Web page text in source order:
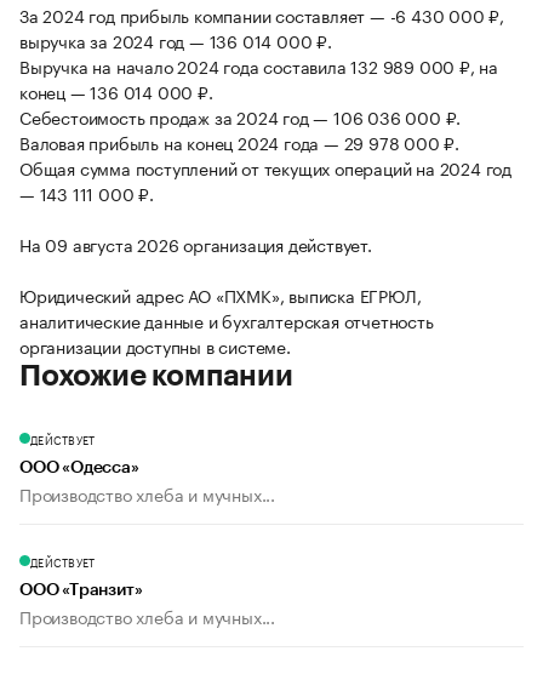
За 2024 год прибыль компании составляет — -6 430 000 ₽,
выручка за 2024 год — 136 014 000 ₽.
Выручка на начало 2024 года составила 132 989 000 ₽, на
конец — 136 014 000 ₽.
Себестоимость продаж за 2024 год — 106 036 000 ₽.
Валовая прибыль на конец 2024 года — 29 978 000 ₽.
Общая сумма поступлений от текущих операций на 2024 год
— 143 111 000 ₽.
На 09 августа 2026 организация действует.
Юридический адрес АО «ПХМК», выписка ЕГРЮЛ,
аналитические данные и бухгалтерская отчетность
организации доступны в системе.
Похожие компании
ДЕЙСТВУЕТ
ООО «Одесса»
Производство хлеба и мучных...
ДЕЙСТВУЕТ
ООО «Транзит»
Производство хлеба и мучных...